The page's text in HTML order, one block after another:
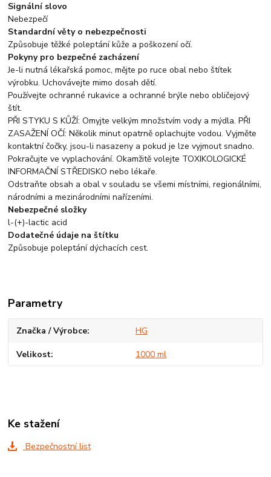
Signální slovo
Nebezpečí
Standardní věty o nebezpečnosti
Způsobuje těžké poleptání kůže a poškození očí.
Pokyny pro bezpečné zacházení
Je-li nutná lékařská pomoc, mějte po ruce obal nebo štítek
výrobku. Uchovávejte mimo dosah dětí.
Používejte ochranné rukavice a ochranné brýle nebo obličejový
štít.
PŘI STYKU S KŮŽÍ: Omyjte velkým množstvím vody a mýdla. PŘI
ZASAŽENÍ OČÍ: Několik minut opatrně oplachujte vodou. Vyjměte
kontaktní čočky, jsou-li nasazeny a pokud je lze vyjmout snadno.
Pokračujte ve vyplachování. Okamžitě volejte TOXIKOLOGICKÉ
INFORMAČNÍ STŘEDISKO nebo lékaře.
Odstraňte obsah a obal v souladu se všemi místními, regionálními,
národními a mezinárodními nařízeními.
Nebezpečné složky
l-(+)-lactic acid
Dodatečné údaje na štítku
Způsobuje poleptání dýchacích cest.
Parametry
Značka / Výrobce HG
Velikost 1000 ml
Ke stažení
Bezpečnostní list